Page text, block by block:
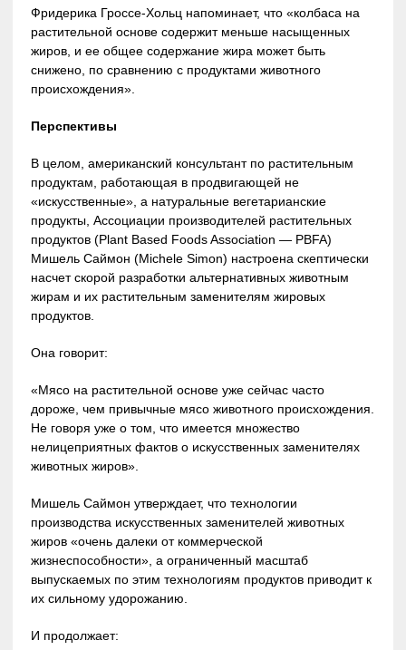
Фридерика Гроссе-Хольц напоминает, что «колбаса на
растительной основе содержит меньше насыщенных
жиров, и ее общее содержание жира может быть
снижено, по сравнению с продуктами животного
происхождения».
Перспективы
В целом, американский консультант по растительным
продуктам, работающая в продвигающей не
«искусственные», а натуральные вегетарианские
продукты, Ассоциации производителей растительных
продуктов (Plant Based Foods Association — PBFA)
Мишель Саймон (Michele Simon) настроена скептически
насчет скорой разработки альтернативных животным
жирам и их растительным заменителям жировых
продуктов.
Она говорит:
«Мясо на растительной основе уже сейчас часто
дороже, чем привычные мясо животного происхождения.
Не говоря уже о том, что имеется множество
нелицеприятных фактов о искусственных заменителях
животных жиров».
Мишель Саймон утверждает, что технологии
производства искусственных заменителей животных
жиров «очень далеки от коммерческой
жизнеспособности», а ограниченный масштаб
выпускаемых по этим технологиям продуктов приводит к
их сильному удорожанию.
И продолжает: